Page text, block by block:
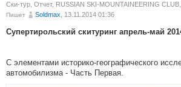
Ски-тур Отчет, RUSSIAN SKI-MOUNTAINEERING CLUB
Пишет Soldmax , 13.11.2014 01:36
Супертирольский скитуринг апрель-май
С элементами историко-географического
автомобилизма - Часть Первая.